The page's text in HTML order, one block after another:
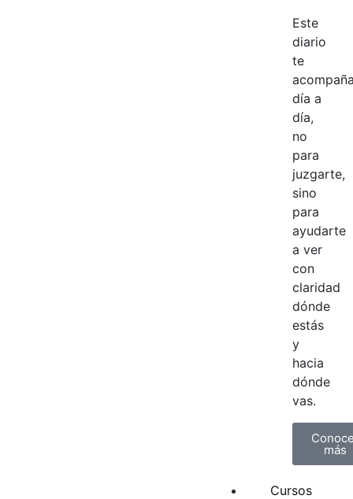
Este
diario
te
día a
día,
no
para
juzgarte,
sino
para
ayudarte
a ver
con
claridad
dónde
estás
y
hacia
dónde
vas.
más
Cursos